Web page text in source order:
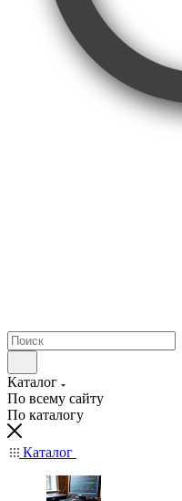
Каталог
По всему сайту
По каталогу
Каталог